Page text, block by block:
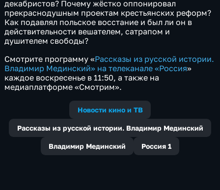
декабристов? Почему жёстко оппонировал
прекраснодушным проектам крестьянских реформ?
Как подавлял польское восстание и был ли он в
действительности вешателем, сатрапом и
душителем свободы?
Смотрите программу «Рассказы из русской истории.
Владимир Мединский» на телеканале «Россия»
каждое воскресенье в 11:50, а также на
медиаплатформе «Смотрим».
Новости кино и ТВ
Рассказы из русской истории. Владимир Мединский
Владимир Мединский Россия 1